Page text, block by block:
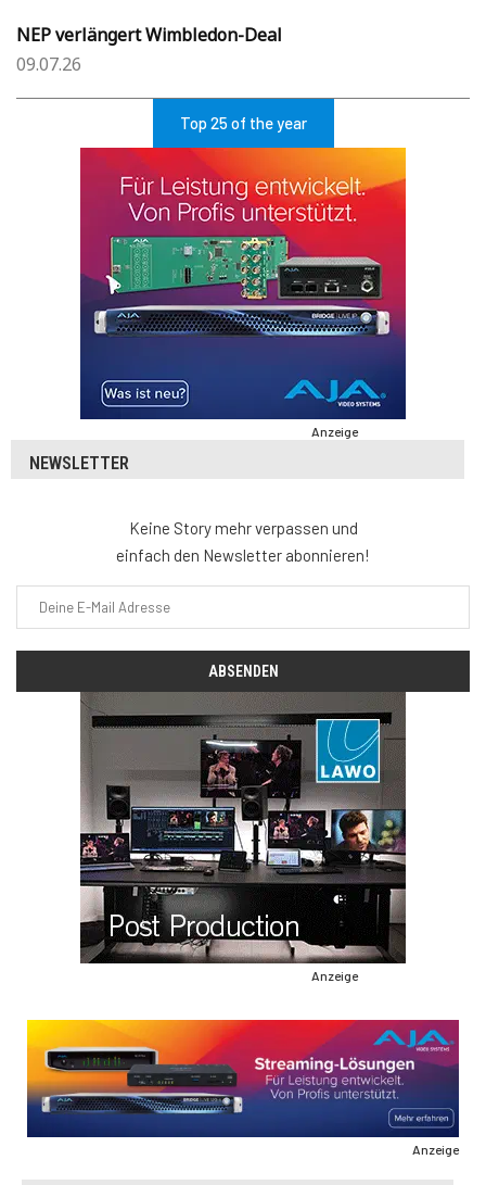
NEP verlängert Wimbledon-Deal
09.07.26
Top 25 of the year
Anzeige
NEWSLETTER
Keine Story mehr verpassen und
einfach den Newsletter abonnieren!
Anzeige
Anzeige